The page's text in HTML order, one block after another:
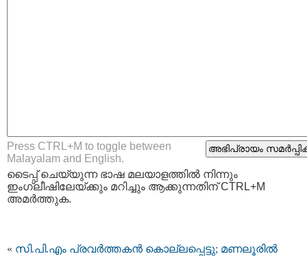
Press CTRL+M to toggle between
Malayalam and English.
ടൈപ്പ്‌ ചെയ്യുന്ന ഭാഷ മലയാളത്തില്‍ നിന്നും
ഇംഗ്ലീഷിലേയ്ക്കും മറിച്ചും ആക്കുന്നതിന് CTRL+M
അമര്‍ത്തുക.
« സി.പി.എം പ്രവര്‍ത്തകന്‍ കൊല്ലപ്പെട്ടു; മണലൂരില്‍